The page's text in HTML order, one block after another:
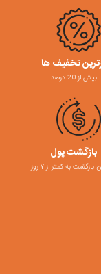
تخفیف ها
بیش از 20 درصد
بازگشت پول
به کمتر از ۷ روز